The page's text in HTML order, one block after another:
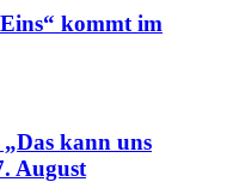
kommt im
kann uns
August